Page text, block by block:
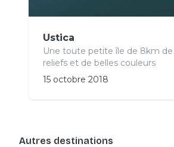
Ustica
Une toute petite île de 8km
reliefs et de belles couleurs
15 octobre 2018
Autres destinations